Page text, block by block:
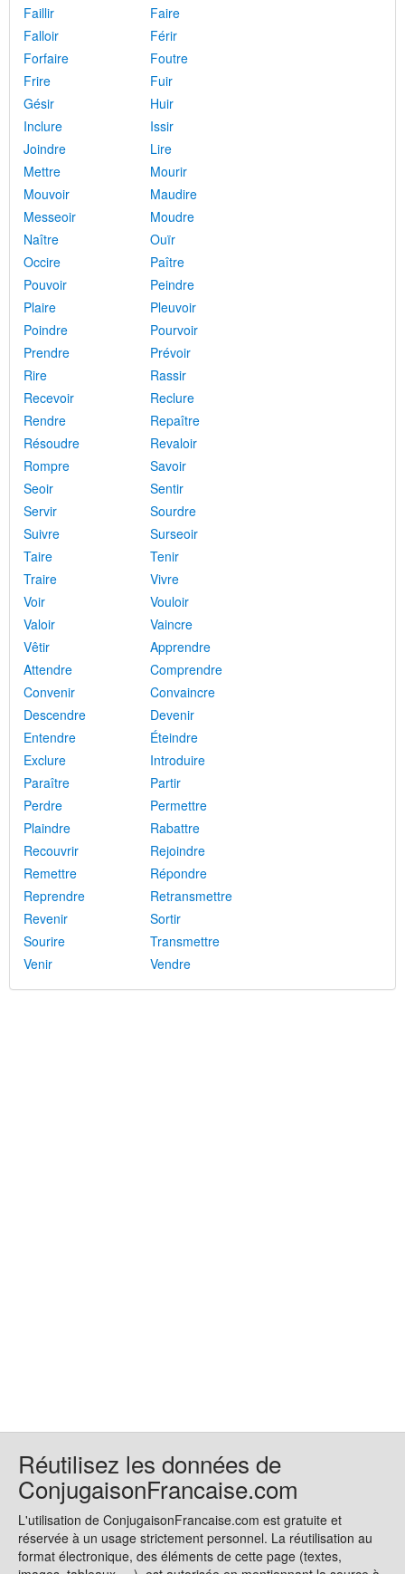
Faillir
Faire
Falloir
Férir
Forfaire
Foutre
Frire
Fuir
Gésir
Huir
Inclure
Issir
Joindre
Lire
Mettre
Mourir
Mouvoir
Maudire
Messeoir
Moudre
Naître
Ouïr
Occire
Paître
Pouvoir
Peindre
Plaire
Pleuvoir
Poindre
Pourvoir
Prendre
Prévoir
Rire
Rassir
Recevoir
Reclure
Rendre
Repaître
Résoudre
Revaloir
Rompre
Savoir
Seoir
Sentir
Servir
Sourdre
Suivre
Surseoir
Taire
Tenir
Traire
Vivre
Voir
Vouloir
Valoir
Vaincre
Vêtir
Apprendre
Attendre
Comprendre
Convenir
Convaincre
Descendre
Devenir
Entendre
Éteindre
Exclure
Introduire
Paraître
Partir
Perdre
Permettre
Plaindre
Rabattre
Recouvrir
Rejoindre
Remettre
Répondre
Reprendre
Retransmettre
Revenir
Sortir
Sourire
Transmettre
Venir
Vendre
Réutilisez les données de
ConjugaisonFrancaise.com
L'utilisation de ConjugaisonFrancaise.com est gratuite et
réservée à un usage strictement personnel. La réutilisation au
format électronique, des éléments de cette page (textes,